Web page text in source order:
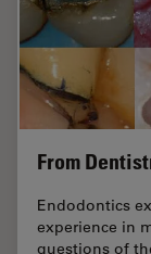
From
Endodontics
experience in
questions of